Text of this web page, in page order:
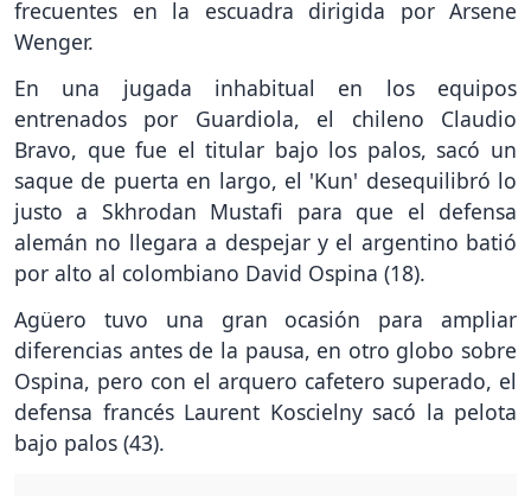
frecuentes en la escuadra dirigida por Arsene
Wenger.
En una jugada inhabitual en los equipos
entrenados por Guardiola, el chileno Claudio
Bravo, que fue el titular bajo los palos, sacó un
saque de puerta en largo, el 'Kun' desequilibró lo
justo a Skhrodan Mustafi para que el defensa
alemán no llegara a despejar y el argentino batió
por alto al colombiano David Ospina (18).
Agüero tuvo una gran ocasión para ampliar
diferencias antes de la pausa, en otro globo sobre
Ospina, pero con el arquero cafetero superado, el
defensa francés Laurent Koscielny sacó la pelota
bajo palos (43).